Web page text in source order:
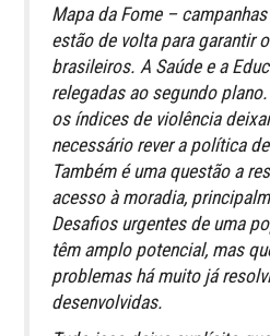
Mapa da Fome –
estão de volta para garantir
brasileiros. A Saúde e a
relegadas ao segundo
os índices de violência
necessário rever a política
Também é uma questão a
acesso à moradia,
Desafios urgentes de uma
têm amplo potencial, mas
problemas há muito já
desenvolvidas.